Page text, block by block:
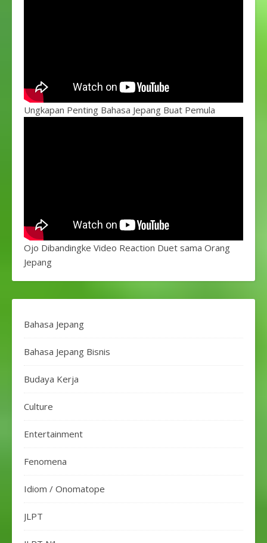
Ungkapan Penting Bahasa Jepang Buat Pemula
Ojo Dibandingke Video Reaction Duet sama Orang
Jepang
Bahasa Jepang
Bahasa Jepang Bisnis
Budaya Kerja
Culture
Entertainment
Fenomena
Idiom / Onomatope
JLPT